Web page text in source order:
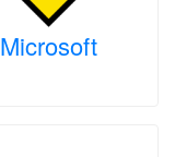
Microsoft